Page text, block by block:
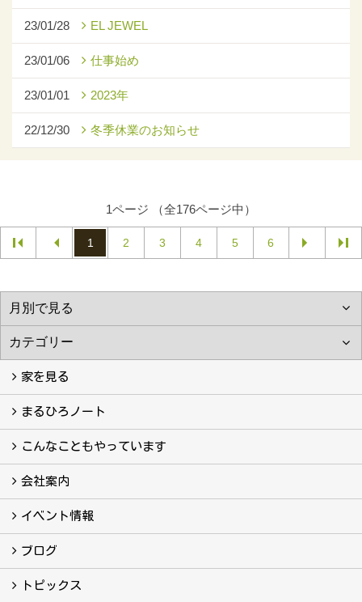
23/01/28 EL JEWEL
23/01/06 仕事始め
23/01/01 2023年
22/12/30 冬季休業のお知らせ
1ページ （全176ページ中）
1 2 3 4 5 6
家を見る
フォトギャラリー
現場レポート
完工事例
お客様の声
まるひろノート
真っ直ぐの家づくり
自慢の大工たち
こだわりの自然素材
快適な家のエッセンス
注文住宅ができるまで
こんなこともやっています
こんなこともやっています
会社案内
会社案内
まるひろの人
スタッフ紹介
プライバシーポリシー
イベント情報
イベント予告
イベント報告
ブログ
ブログ
トピックス